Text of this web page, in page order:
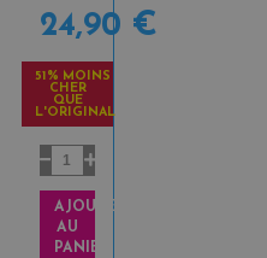
24,90 €
51% MOINS
CHER
QUE
L'ORIGINAL
AJOUTER
AU
PANIER